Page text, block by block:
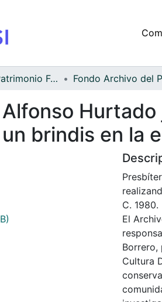
Archivo del Patrimonio Fotográfico y Fílmico del Valle del Cauca
brindis en la
C. 1980.
El
Borrero,
Cultura